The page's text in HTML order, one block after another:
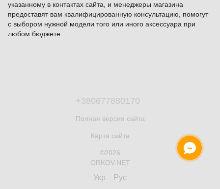
указанному в контактах сайта, и менеджеры магазина
предоставят вам квалифицированную консультацию, помогут
с выбором нужной модели того или иного аксессуара при
любом бюджете.
+380677880170
Полная версия сайта
Карта сайта
©2026
ORKOV.NET
Укр Рус